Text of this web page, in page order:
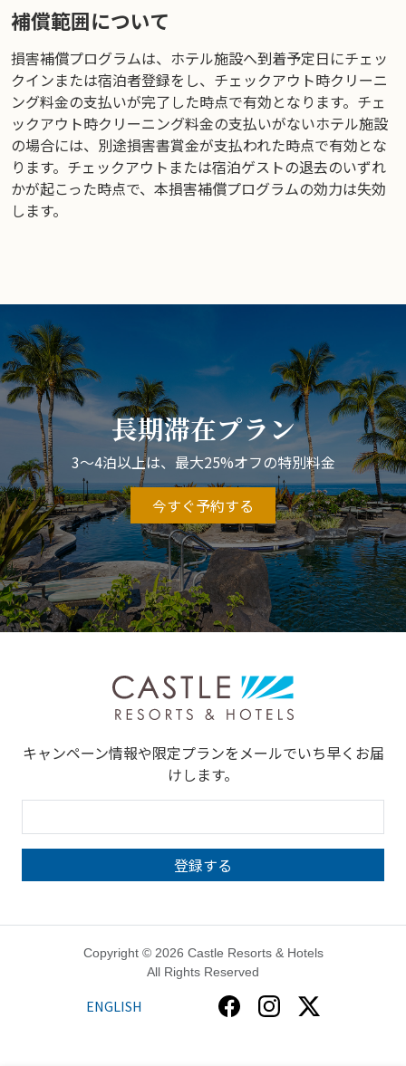
補償範囲について
損害補償プログラムは、ホテル施設へ到着予定日にチェッ
クインまたは宿泊者登録をし、チェックアウト時クリーニ
ング料金の支払いが完了した時点で有効となります。チェ
ックアウト時クリーニング料金の支払いがないホテル施設
の場合には、別途損害書賞金が支払われた時点で有効とな
ります。チェックアウトまたは宿泊ゲストの退去のいずれ
かが起こった時点で、本損害補償プログラムの効力は失効
します。
長期滞在プラン
3～4泊以上は、最大25%オフの特別料金
今すぐ予約する
キャンペーン情報や限定プランをメールでいち早くお届
けします。
Copyright © 2026 Castle Resorts & Hotels
All Rights Reserved
ENGLISH